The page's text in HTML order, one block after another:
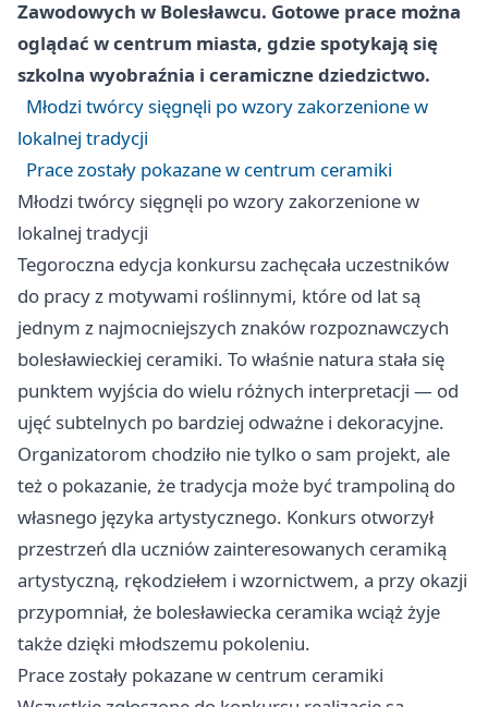
Zawodowych w Bolesławcu. Gotowe prace można
oglądać w centrum miasta, gdzie spotykają się
szkolna wyobraźnia i ceramiczne dziedzictwo.
Młodzi twórcy sięgnęli po wzory zakorzenione w
lokalnej tradycji
Prace zostały pokazane w centrum ceramiki
Młodzi twórcy sięgnęli po wzory zakorzenione w
lokalnej tradycji
Tegoroczna edycja konkursu zachęcała uczestników
do pracy z motywami roślinnymi, które od lat są
jednym z najmocniejszych znaków rozpoznawczych
bolesławieckiej ceramiki. To właśnie natura stała się
punktem wyjścia do wielu różnych interpretacji — od
ujęć subtelnych po bardziej odważne i dekoracyjne.
Organizatorom chodziło nie tylko o sam projekt, ale
też o pokazanie, że tradycja może być trampoliną do
własnego języka artystycznego. Konkurs otworzył
przestrzeń dla uczniów zainteresowanych ceramiką
artystyczną, rękodziełem i wzornictwem, a przy okazji
przypomniał, że bolesławiecka ceramika wciąż żyje
także dzięki młodszemu pokoleniu.
Prace zostały pokazane w centrum ceramiki